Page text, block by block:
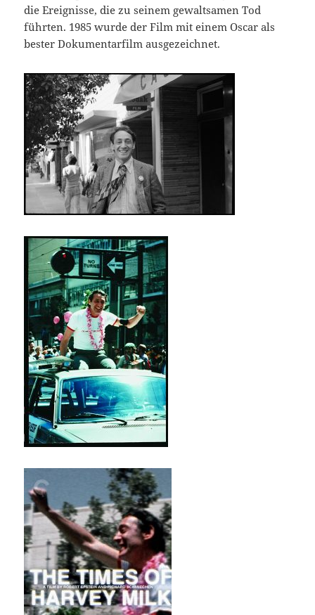
die Ereignisse, die zu seinem gewaltsamen Tod
führten. 1985 wurde der Film mit einem Oscar als
bester Dokumentarfilm ausgezeichnet.